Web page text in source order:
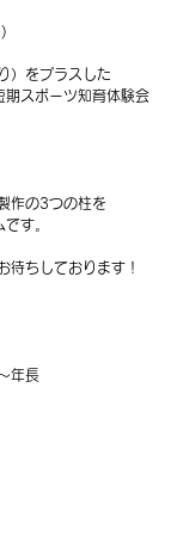
）をプラスした
期スポーツ知育体験会
作の3つの柱を
す。
待ちしております！
年長